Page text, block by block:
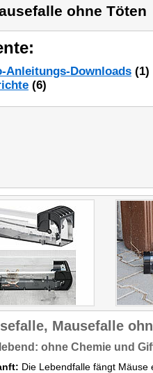
ohne Töten
Anleitungs-Downloads (1)
(6)
Mausefalle
ohne Chemie und
Die Lebendfalle fängt Mäuse